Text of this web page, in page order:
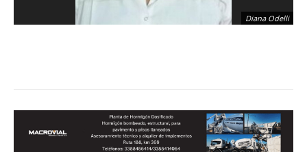
Diana Odelli